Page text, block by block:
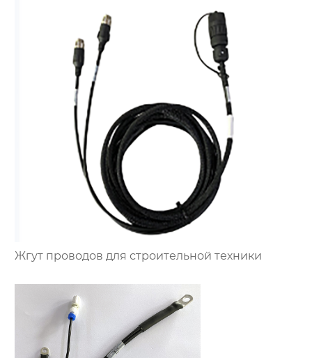
Жгут проводов для строительной техники